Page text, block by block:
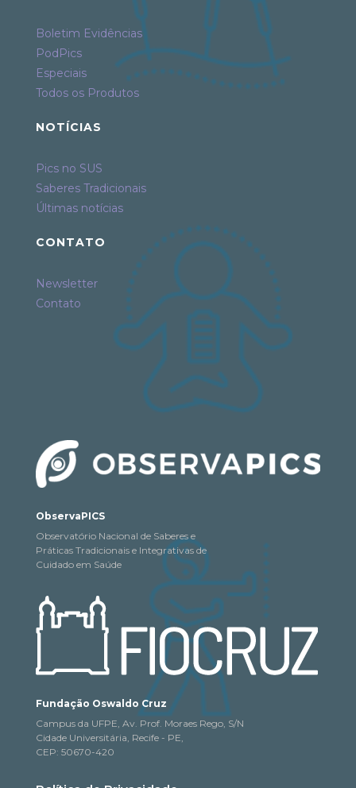
Boletim Evidências
PodPics
Especiais
Todos os Produtos
NOTÍCIAS
Pics no SUS
Saberes Tradicionais
Últimas notícias
CONTATO
Newsletter
Contato
ObservaPICS
Observatório Nacional de Saberes e
Práticas Tradicionais e Integrativas de
Cuidado em Saúde
Fundação Oswaldo Cruz
Campus da UFPE, Av. Prof. Moraes Rego, S/N
Cidade Universitária, Recife - PE,
CEP: 50670-420